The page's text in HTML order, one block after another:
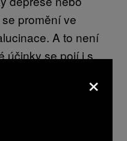
promění ve
A to není
účinky se pojí i s
×